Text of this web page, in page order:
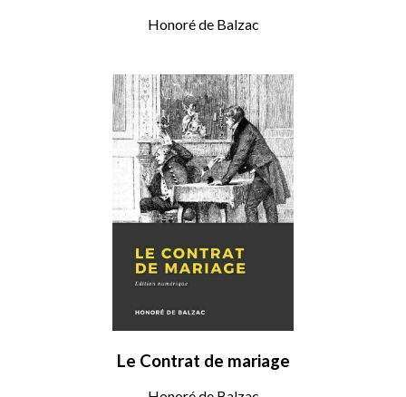
Honoré de Balzac
Le Contrat de mariage